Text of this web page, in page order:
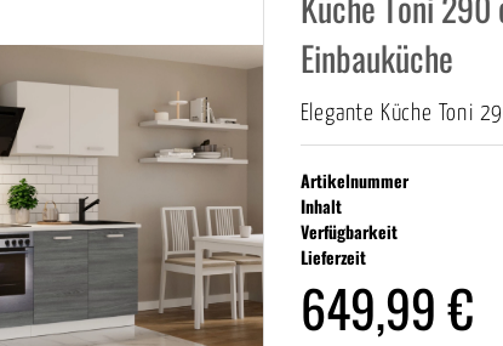
Einbauküche
Elegante Küche Toni
Artikelnummer
Inhalt
Verfügbarkeit
Lieferzeit
649,99 €